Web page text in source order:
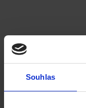
Souhlas
University of
IELTS / CAE